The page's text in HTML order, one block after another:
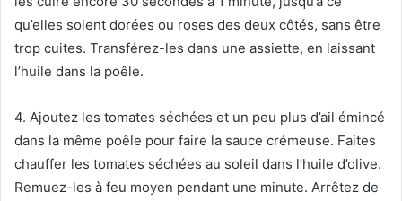
qu’elles soient dorées ou roses des deux côtés, sans être
trop cuites. Transférez-les dans une assiette, en laissant
l’huile dans la poêle.
4. Ajoutez les tomates séchées et un peu plus d’ail émincé
dans la même poêle pour faire la sauce crémeuse. Faites
chauffer les tomates séchées au soleil dans l’huile d’olive.
Remuez-les à feu moyen pendant une minute. Arrêtez de